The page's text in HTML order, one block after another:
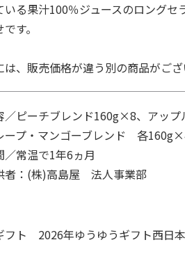
る果汁100％ジュースのロングセ
す。
は、販売価格が違う別の商品がござ
ピーチブレンド160g×8、アップ
ープ・マンゴーブレンド 各
常温で1年6ヵ月
：(株)高島屋 法人事業部
フト 2026年ゆうゆうギフト西日